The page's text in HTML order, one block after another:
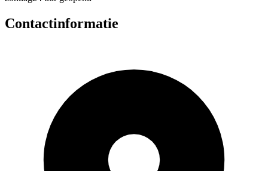
Contactinformatie